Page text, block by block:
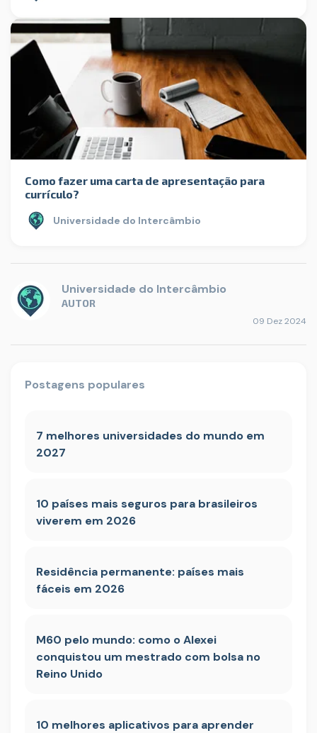
Como fazer uma carta de apresentação para
currículo?
Universidade do Intercâmbio
Universidade do Intercâmbio
AUTOR
09 Dez 2024
Postagens populares
7 melhores universidades do mundo em
2027
10 países mais seguros para brasileiros
viverem em 2026
Residência permanente: países mais
fáceis em 2026
M60 pelo mundo: como o Alexei
conquistou um mestrado com bolsa no
Reino Unido
10 melhores aplicativos para aprender